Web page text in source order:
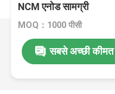
NCM एनोड सामग्री
MOQ：1000 पीसी
सबसे अच्छी कीमत